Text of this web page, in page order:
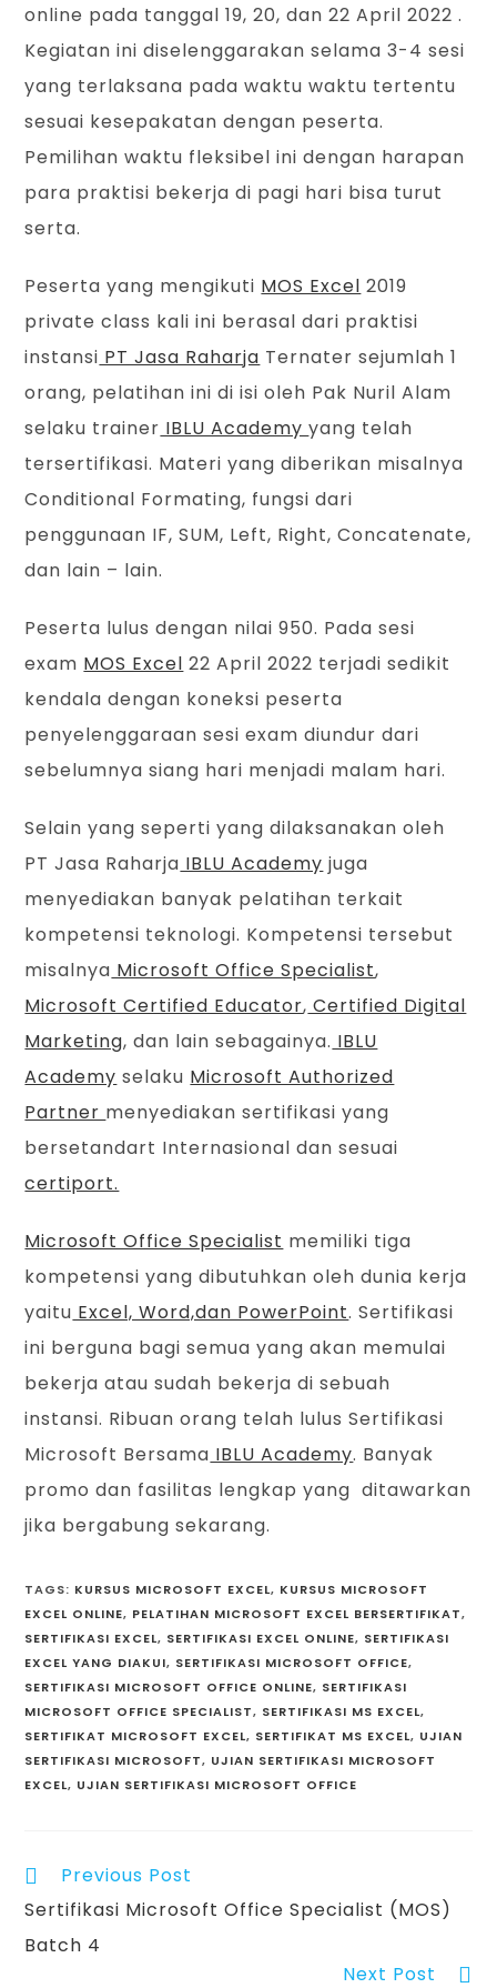
online pada tanggal 19, 20, dan 22 April 2022 .
Kegiatan ini diselenggarakan selama 3-4 sesi
yang terlaksana pada waktu waktu tertentu
sesuai kesepakatan dengan peserta.
Pemilihan waktu fleksibel ini dengan harapan
para praktisi bekerja di pagi hari bisa turut
serta.
Peserta yang mengikuti MOS Excel 2019
private class kali ini berasal dari praktisi
instansi PT Jasa Raharja Ternater sejumlah 1
orang, pelatihan ini di isi oleh Pak Nuril Alam
selaku trainer IBLU Academyyang telah
tersertifikasi. Materi yang diberikan misalnya
Conditional Formating, fungsi dari
penggunaan IF, SUM, Left, Right, Concatenate,
dan lain – lain.
Peserta lulus dengan nilai 950. Pada sesi
exam MOS Excel 22 April 2022 terjadi sedikit
kendala dengan koneksi peserta
penyelenggaraan sesi exam diundur dari
sebelumnya siang hari menjadi malam hari.
Selain yang seperti yang dilaksanakan oleh
PT Jasa Raharja IBLU Academy juga
menyediakan banyak pelatihan terkait
kompetensi teknologi. Kompetensi tersebut
misalnya Microsoft Office Specialist,
Microsoft Certified Educator, Certified Digital
Marketing, dan lain sebagainya. IBLU
Academy selaku Microsoft Authorized
Partner menyediakan sertifikasi yang
bersetandart Internasional dan sesuai
certiport.
Microsoft Office Specialist memiliki tiga
kompetensi yang dibutuhkan oleh dunia kerja
yaitu Excel, Word,dan PowerPoint. Sertifikasi
ini berguna bagi semua yang akan memulai
bekerja atau sudah bekerja di sebuah
instansi. Ribuan orang telah lulus Sertifikasi
Microsoft Bersama IBLU Academy. Banyak
promo dan fasilitas lengkap yang ditawarkan
jika bergabung sekarang.
TAGS: KURSUS MICROSOFT EXCEL, KURSUS MICROSOFT
EXCEL ONLINE, PELATIHAN MICROSOFT EXCEL BERSERTIFIKAT,
SERTIFIKASI EXCEL, SERTIFIKASI EXCEL ONLINE, SERTIFIKASI
EXCEL YANG DIAKUI, SERTIFIKASI MICROSOFT OFFICE,
SERTIFIKASI MICROSOFT OFFICE ONLINE, SERTIFIKASI
MICROSOFT OFFICE SPECIALIST, SERTIFIKASI MS EXCEL,
SERTIFIKAT MICROSOFT EXCEL, SERTIFIKAT MS EXCEL, UJIAN
SERTIFIKASI MICROSOFT, UJIAN SERTIFIKASI MICROSOFT
EXCEL, UJIAN SERTIFIKASI MICROSOFT OFFICE
Previous Post
Sertifikasi Microsoft Office Specialist (MOS)
Batch 4
Next Post